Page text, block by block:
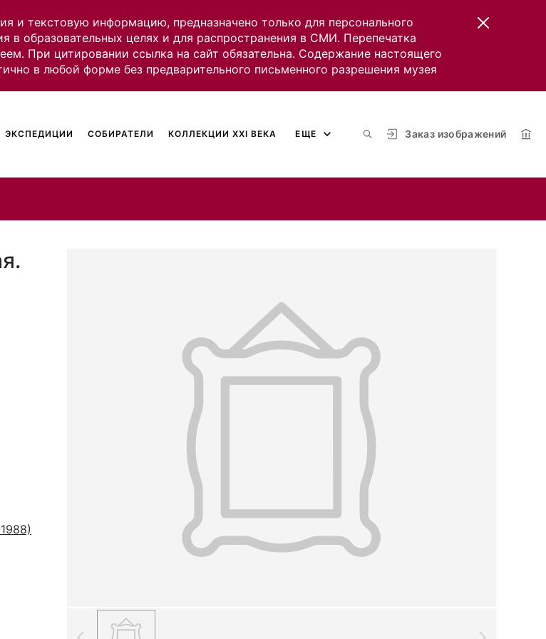
и текстовую информацию, предназначено только для персонального
в образовательных целях и для распространения в СМИ. Перепечатка
При цитировании ссылка на сайт обязательна. Содержание настоящего
в любой форме без предварительного письменного разрешения музея
Заказ изображений
ЭКСПЕДИЦИИ СОБИРАТЕЛИ КОЛЛЕКЦИИ XXI ВЕКА ЕЩЕ